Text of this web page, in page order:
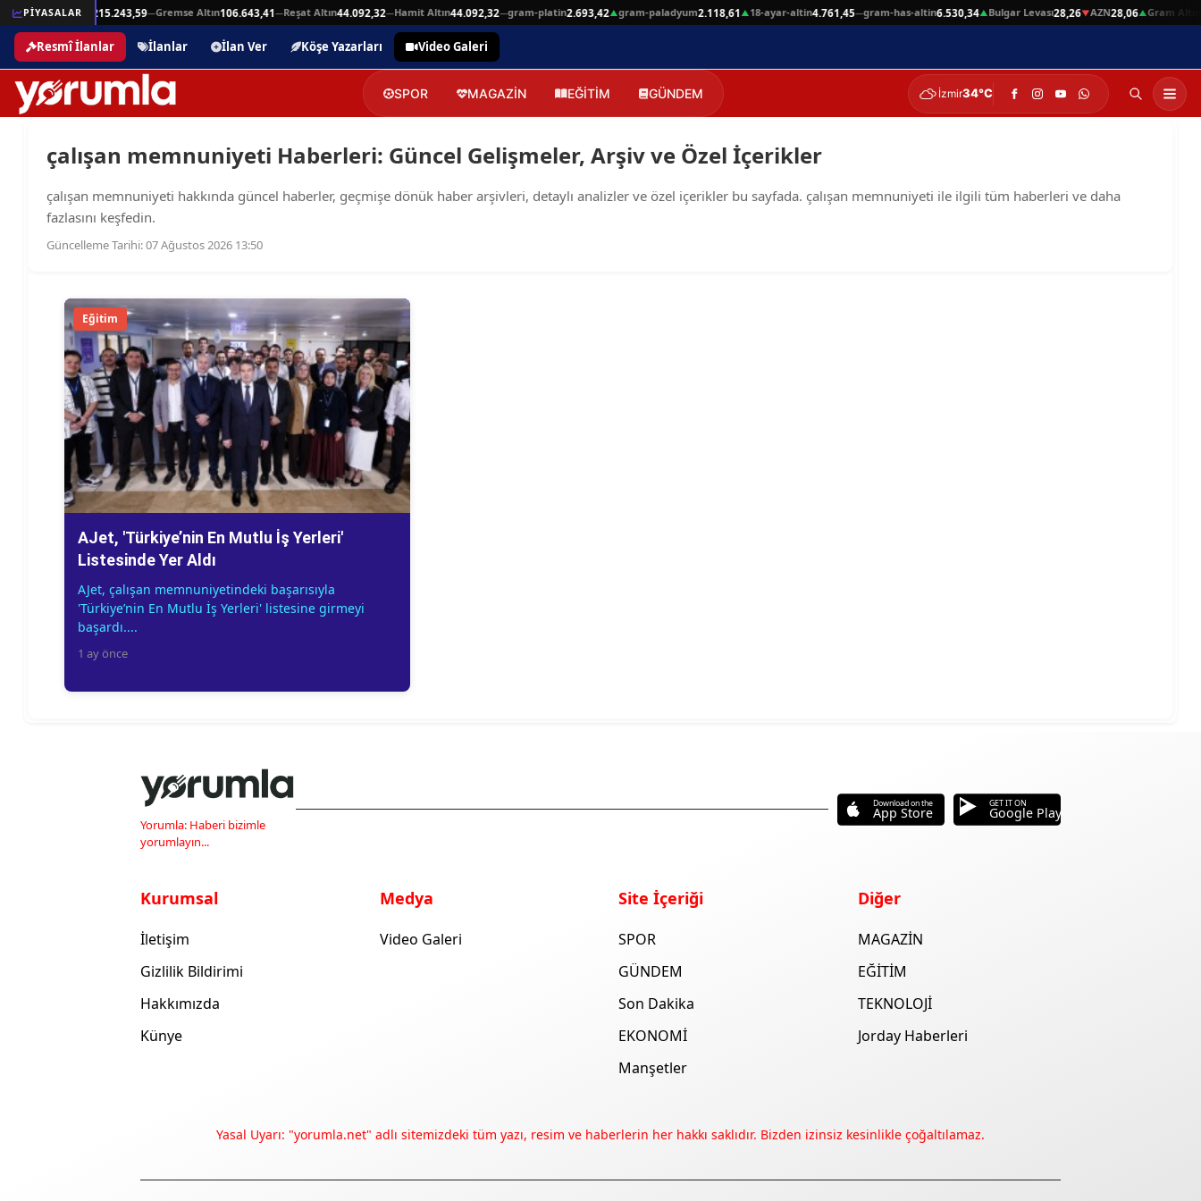
PİYASALAR
—Beşli Altın 215.243,59—Gremse Altın106.643,41—Reşat Altın44.092,32—Hamit Altın44.092,32—gram-platin2.693,42▲gram-paladyum2.118,61▲18-ayar-altin4.761,45—gram-has-altin6.530,34▲Bulgar Levası28,26▼AZN28,06▲Gram Altın
Resmî İlanlar İlanlar İlan Ver Köşe Yazarları Video Galeri
SPOR MAGAZİN EĞİTİM GÜNDEM İzmir34°C
çalışan memnuniyeti Haberleri: Güncel Gelişmeler, Arşiv ve Özel İçerikler
çalışan memnuniyeti hakkında güncel haberler, geçmişe dönük haber arşivleri, detaylı analizler ve özel içerikler bu sayfada. çalışan memnuniyeti ile ilgili tüm haberleri ve daha
fazlasını keşfedin.
Güncelleme Tarihi: 07 Ağustos 2026 13:50
Eğitim
AJet, 'Türkiye’nin En Mutlu İş Yerleri'
Listesinde Yer Aldı
AJet, çalışan memnuniyetindeki başarısıyla
'Türkiye’nin En Mutlu İş Yerleri' listesine girmeyi
başardı....
1 ay önce
Yorumla: Haberi bizimle
yorumlayın...
Download on the
App Store
GET IT ON
Google Play
Kurumsal
İletişim
Gizlilik Bildirimi
Hakkımızda
Künye
Medya
Video Galeri
Site İçeriği
SPOR
GÜNDEM
Son Dakika
EKONOMİ
Manşetler
Diğer
MAGAZİN
EĞİTİM
TEKNOLOJİ
Jorday Haberleri
Yasal Uyarı: "yorumla.net" adlı sitemizdeki tüm yazı, resim ve haberlerin her hakkı saklıdır. Bizden izinsiz kesinlikle çoğaltılamaz.